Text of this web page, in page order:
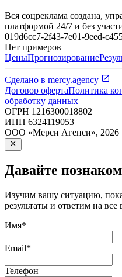
Вся соцреклама создана,
платформой 24/7 и без
019d6cc7-2f43-7e01-9eed-
Нет примеров
ЦеныПрогнозирование
Сделано в mercy.agency
Договор офертаПолитика
обработку данных
ОГРН 1216300018802
ИНН 6324119053
ООО «Мерси Агенси», 2026
Давайте
Изучим вашу ситуацию,
результаты и ответим на все
Имя*
Email*
Телефон